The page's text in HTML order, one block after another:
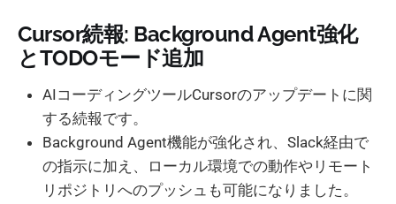
Cursor続報: Background Agent強化
とTODOモード追加
AIコーディングツールCursorのアップデートに関
する続報です。
Background Agent機能が強化され、Slack経由で
の指示に加え、ローカル環境での動作やリモート
リポジトリへのプッシュも可能になりました。